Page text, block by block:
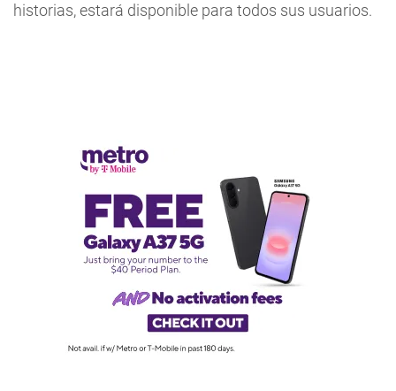
historias, estará disponible para todos sus usuarios.